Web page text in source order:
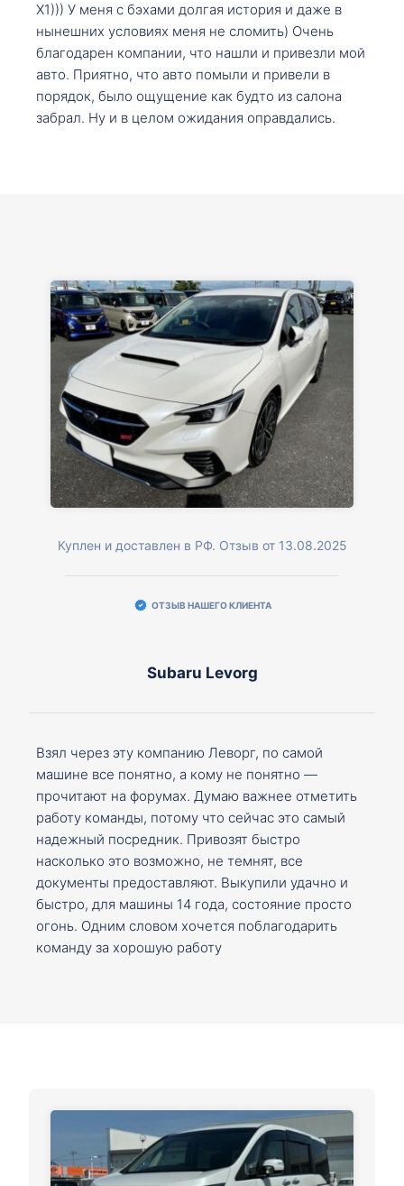
X1))) У меня с бэхами долгая история и даже в
нынешних условиях меня не сломить) Очень
благодарен компании, что нашли и привезли мой
авто. Приятно, что авто помыли и привели в
порядок, было ощущение как будто из салона
забрал. Ну и в целом ожидания оправдались.
Куплен и доставлен в РФ. Отзыв от 13.08.2025
ОТЗЫВ НАШЕГО КЛИЕНТА
Subaru Levorg
Взял через эту компанию Леворг, по самой
машине все понятно, а кому не понятно —
прочитают на форумах. Думаю важнее отметить
работу команды, потому что сейчас это самый
надежный посредник. Привозят быстро
насколько это возможно, не темнят, все
документы предоставляют. Выкупили удачно и
быстро, для машины 14 года, состояние просто
огонь. Одним словом хочется поблагодарить
команду за хорошую работу